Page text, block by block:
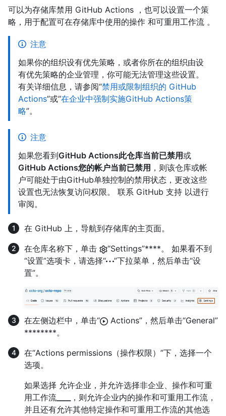
可以为存储库禁用 GitHub Actions ，也可以设置一个策
略，用于配置可在存储库中使用的操作 和可重用工作流 。
注意
如果你的组织设有优先策略，或者你所在的组织由设
有优先策略的企业管理，你可能无法管理这些设置。
有关详细信息，请参阅“禁用或限制组织的 GitHub
Actions”或“在企业中强制实施GitHub Actions策
略”。
注意
如果您看到GitHub Actions此仓库当前已禁用或
GitHub Actions您的帐户当前已禁用 ，则该仓库或帐
户可能处于由GitHub单独控制的禁用状态，更改这些
设置也无法恢复访问权限。 联系 GitHub 支持 以进行
审阅。
在 GitHub 上，导航到存储库的主页面。
在仓库名称下，单击
“Settings”****。 如果看不到
“设置”选项卡，请选择“
”下拉菜单，然后单击“设
置”。
在左侧边栏中，单击“
Actions”，然后单击“General”
********。
在“Actions permissions（操作权限）”下，选择一个
选项。
如果选择 允许企业，并允许选择非企业、操作和可重
用工作流
，则允许企业内的操作和可重用工作流，
并且还有允许其他特定操作和可重用工作流的其他选